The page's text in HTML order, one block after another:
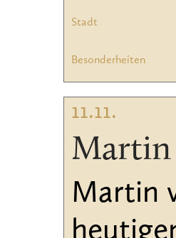
Stadt
Besonderheiten
11.11.
Martin
Martin